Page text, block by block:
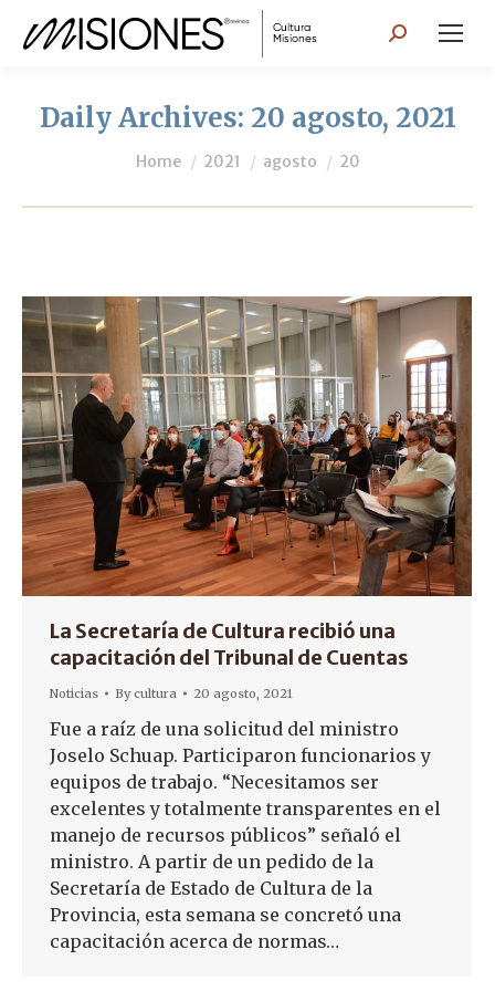
Search:
Daily Archives: 20 agosto, 2021
You are here:
Home 2021 agosto 20
La Secretaría de Cultura recibió una
capacitación del Tribunal de Cuentas
Noticias Bycultura 20 agosto, 2021
Fue a raíz de una solicitud del ministro
Joselo Schuap. Participaron funcionarios y
equipos de trabajo. “Necesitamos ser
excelentes y totalmente transparentes en el
manejo de recursos públicos” señaló el
ministro. A partir de un pedido de la
Secretaría de Estado de Cultura de la
Provincia, esta semana se concretó una
capacitación acerca de normas…